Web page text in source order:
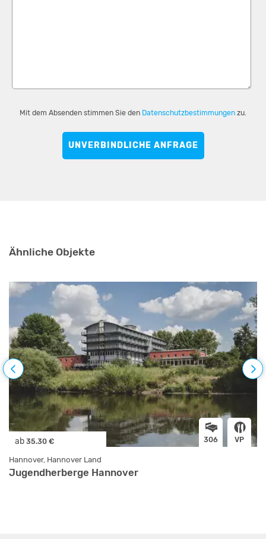
Mit dem Absenden stimmen Sie den Datenschutzbestimmungen zu.
UNVERBINDLICHE ANFRAGE
Ähnliche Objekte
ab 35.30 € 306 VP
Hannover, Hannover Land
Jugendherberge Hannover